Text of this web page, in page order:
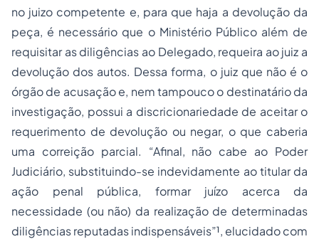
no juizo competente e, para que haja a devolução da
peça, é necessário que o Ministério Público além de
requisitar as diligências ao Delegado, requeira ao juiz a
devolução dos autos. Dessa forma, o juiz que não é o
órgão de acusação e, nem tampouco o destinatário da
investigação, possui a discricionariedade de aceitar o
requerimento de devolução ou negar, o que caberia
uma correição parcial. “Afinal, não cabe ao Poder
Judiciário, substituindo-se indevidamente ao titular da
ação penal pública, formar juízo acerca da
necessidade (ou não) da realização de determinadas
diligências reputadas indispensáveis”¹, elucidado com